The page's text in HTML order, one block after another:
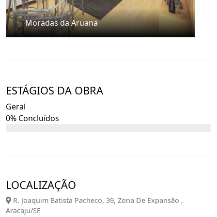
Moradas da Aruana
ESTÁGIOS DA OBRA
Geral
0% Concluídos
LOCALIZAÇÃO
R. Joaquim Batista Pacheco, 39, Zona De Expansão ,
Aracaju/SE